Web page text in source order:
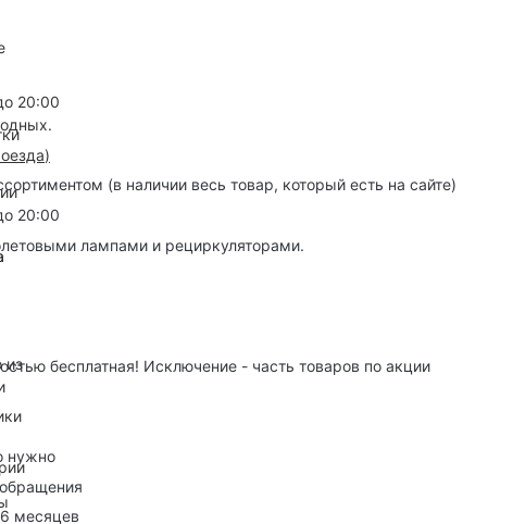
из
20:00
)
(в наличии весь товар, который есть на сайте)
20:00
лампами и рециркуляторами.
бесплатная! Исключение - часть товаров по акции
нужно
месяцев